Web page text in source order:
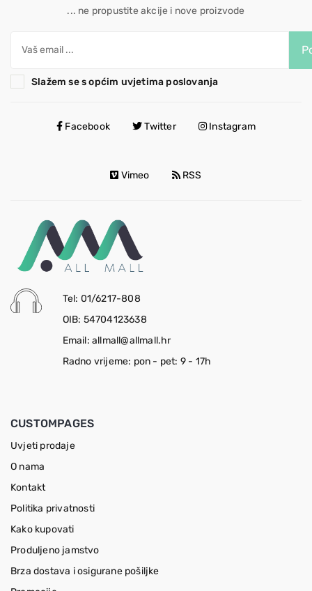
... ne propustite akcije i nove proizvode
Slažem se s općim uvjetima poslovanja
Facebook Twitter Instagram
Vimeo RSS
Tel: 01/6217-808
OIB: 54704123638
Email: allmall@allmall.hr
Radno vrijeme: pon - pet: 9 - 17h
CUSTOMPAGES
Uvjeti prodaje
O nama
Kontakt
Politika privatnosti
Kako kupovati
Produljeno jamstvo
Brza dostava i osigurane pošiljke